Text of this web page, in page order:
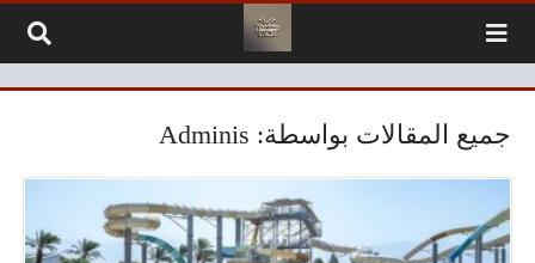
جميع المقالات بواسطة: Adminis